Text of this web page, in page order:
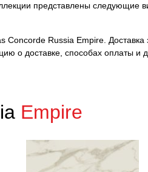
представлены следующие
Russia Empire.
о доставке, способах оплаты и
Empire